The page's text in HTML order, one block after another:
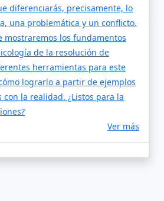
diferenciarás, precisamente, lo
una problemática y un conflicto.
mostraremos los fundamentos
de la resolución de
herramientas para este
lograrlo a partir de ejemplos
con la realidad. ¿Listos para la
Ver más